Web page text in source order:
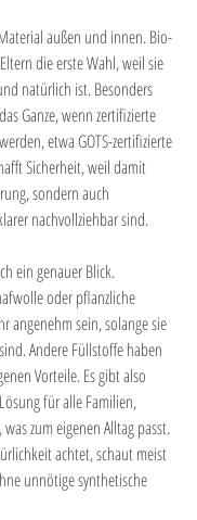
außen und innen. Bio-
die erste Wahl, weil sie
natürlich ist. Besonders
Ganze, wenn zertifizierte
etwa GOTS-zertifizierte
Sicherheit, weil damit
sondern auch
nachvollziehbar sind.
ein genauer Blick.
oder pflanzliche
angenehm sein, solange sie
Andere Füllstoffe haben
Vorteile. Es gibt also
für alle Familien,
zum eigenen Alltag passt.
achtet, schaut meist
unnötige synthetische